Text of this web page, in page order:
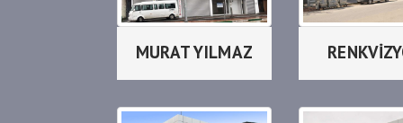
MURAT YILMAZ